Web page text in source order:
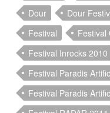
Dour
Dour
Festival
Festival
Festival Inrocks 2010
Festival Paradis
Festival Paradis